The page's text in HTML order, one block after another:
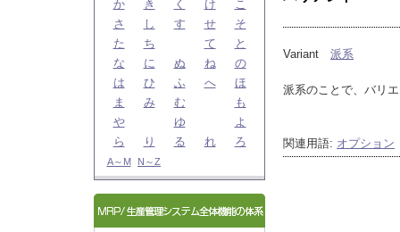
か
き く け
こ
さ
し す せ
そ
た
ち て
と
な
に ぬ ね
の
は
ひ ふ へ
ほ
ま
み む
も
や
ゆ
よ
ら
り る れ ろ
A～M N～Z
Variant 派系
派系のことで、バリ
関連用語: オプション